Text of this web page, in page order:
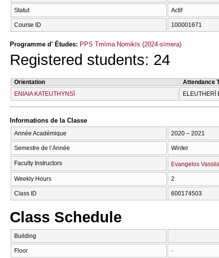
Statut Actif
Course ID 100001671
Programme d' Études: PPS Tmīma Nomikīs (2024-sīmera)
Registered students: 24
Orientation
Attendance
ENIAIA KATEUTHYNSĪ
ELEUTHERĪ
Informations de la Classe
Année Académique 2020 – 2021
Semestre de l’Année Winter
Faculty Instructors Evangelos
Weekly Hours 2
Class ID 600174503
Class Schedule
Building
Floor -